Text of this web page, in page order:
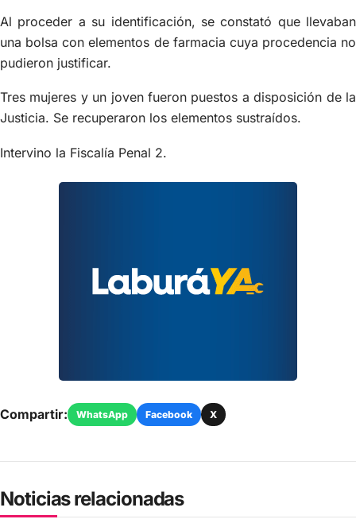
Al proceder a su identificación, se constató que llevaban
una bolsa con elementos de farmacia cuya procedencia no
pudieron justificar.
Tres mujeres y un joven fueron puestos a disposición de la
Justicia. Se recuperaron los elementos sustraídos.
Intervino la Fiscalía Penal 2.
Compartir: WhatsApp Facebook X
Noticias relacionadas